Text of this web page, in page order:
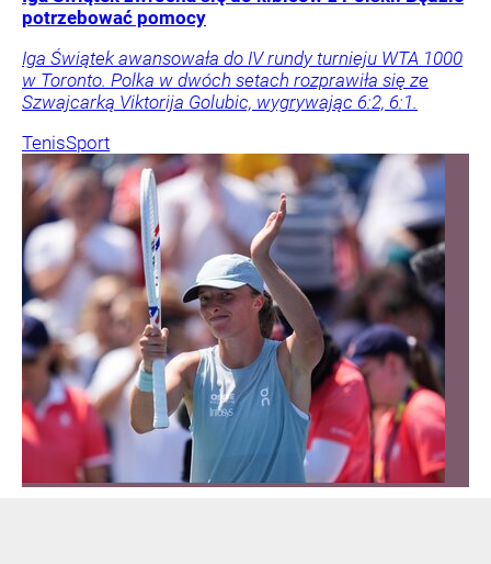
potrzebować pomocy
Iga Świątek awansowała do IV rundy turnieju WTA 1000
w Toronto. Polka w dwóch setach rozprawiła się ze
Szwajcarką Viktorija Golubic, wygrywając 6:2, 6:1.
TenisSport